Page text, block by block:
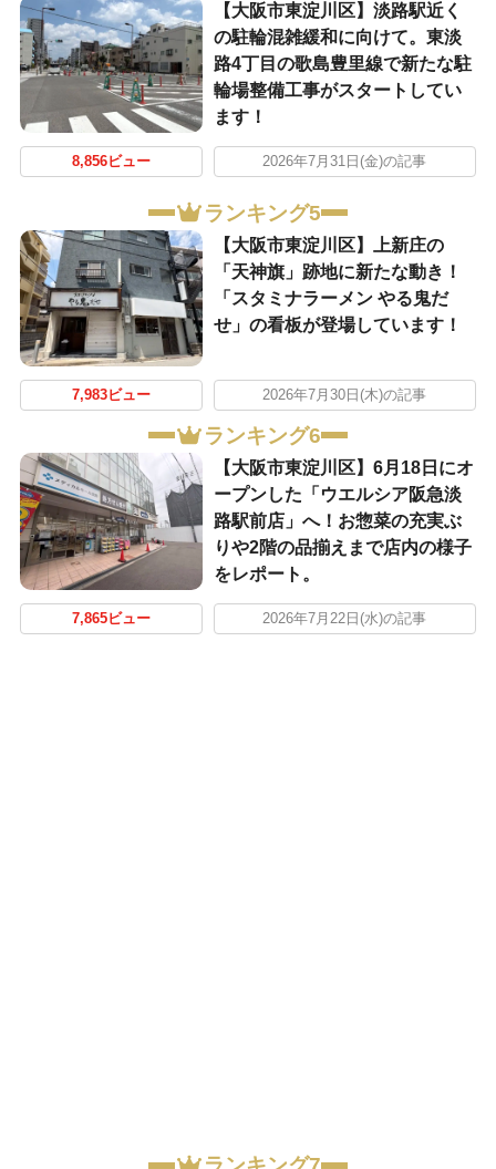
【大阪市東淀川区】淡路駅近く
の駐輪混雑緩和に向けて。東淡
路4丁目の歌島豊里線で新たな駐
輪場整備工事がスタートしてい
ます！
8,856ビュー 2026年7月31日(金)の記事
ランキング5
【大阪市東淀川区】上新庄の
「天神旗」跡地に新たな動き！
「スタミナラーメン やる鬼だ
せ」の看板が登場しています！
7,983ビュー 2026年7月30日(木)の記事
ランキング6
【大阪市東淀川区】6月18日にオ
ープンした「ウエルシア阪急淡
路駅前店」へ！お惣菜の充実ぶ
りや2階の品揃えまで店内の様子
をレポート。
7,865ビュー 2026年7月22日(水)の記事